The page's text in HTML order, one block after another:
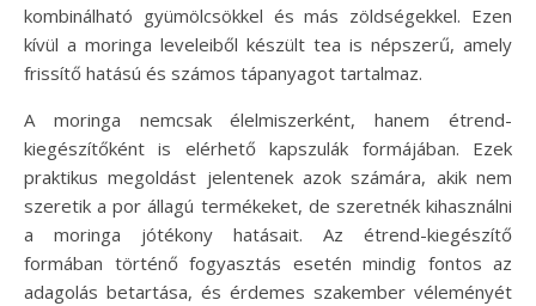
kombinálható gyümölcsökkel és más zöldségekkel. Ezen
kívül a moringa leveleiből készült tea is népszerű, amely
frissítő hatású és számos tápanyagot tartalmaz.
A moringa nemcsak élelmiszerként, hanem étrend-
kiegészítőként is elérhető kapszulák formájában. Ezek
praktikus megoldást jelentenek azok számára, akik nem
szeretik a por állagú termékeket, de szeretnék kihasználni
a moringa jótékony hatásait. Az étrend-kiegészítő
formában történő fogyasztás esetén mindig fontos az
adagolás betartása, és érdemes szakember véleményét